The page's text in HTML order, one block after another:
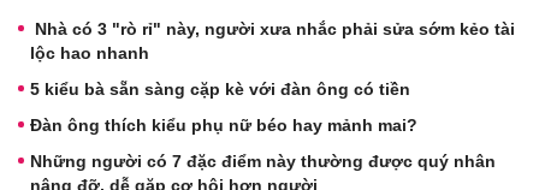
Nhà có 3 "rò rỉ" này, người xưa nhắc phải sửa sớm kẻo tài
lộc hao nhanh
5 kiểu bà sẵn sàng cặp kè với đàn ông có tiền
Đàn ông thích kiểu phụ nữ béo hay mảnh mai?
Những người có 7 đặc điểm này thường được quý nhân
nâng đỡ, dễ gặp cơ hội hơn người